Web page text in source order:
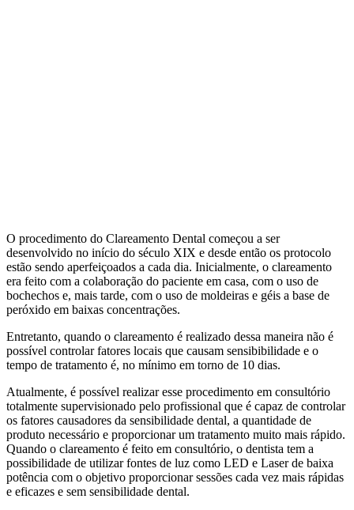
O procedimento do Clareamento Dental começou a ser
desenvolvido no início do século XIX e desde então os protocolo
estão sendo aperfeiçoados a cada dia. Inicialmente, o clareamento
era feito com a colaboração do paciente em casa, com o uso de
bochechos e, mais tarde, com o uso de moldeiras e géis a base de
peróxido em baixas concentrações.
Entretanto, quando o clareamento é realizado dessa maneira não é
possível controlar fatores locais que causam sensibibilidade e o
tempo de tratamento é, no mínimo em torno de 10 dias.
Atualmente, é possível realizar esse procedimento em consultório
totalmente supervisionado pelo profissional que é capaz de controlar
os fatores causadores da sensibilidade dental, a quantidade de
produto necessário e proporcionar um tratamento muito mais rápido.
Quando o clareamento é feito em consultório, o dentista tem a
possibilidade de utilizar fontes de luz como LED e Laser de baixa
potência com o objetivo proporcionar sessões cada vez mais rápidas
e eficazes e sem sensibilidade dental.